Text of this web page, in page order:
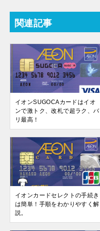
関連記事
イオンSUGOCAカードはイオ
ンで激トク、改札で超ラク、バ
リ最高！
イオンカードセレクトの手続き
は簡単！手順をわかりやすく解
説。